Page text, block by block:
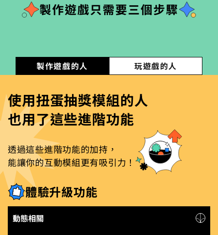
製作遊戲只需要三個步驟
製作遊戲的人 玩遊戲的人
視需求規劃視覺 設定結果
使用扭蛋抽獎模組的人
也用了這些進階功能
透過這些進階功能的加持，
能讓你的互動模組更有吸引力！
體驗升級功能
動態相關